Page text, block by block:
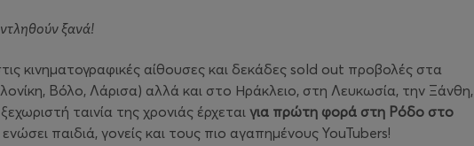
ξανά!
κινηματογραφικές αίθουσες και δεκάδες sold out προβολές στα
Βόλο, Λάρισα) αλλά και στο Ηράκλειο, στη Λευκωσία, την Ξάνθη,
ταινία της χρονιάς έρχεται για πρώτη φορά στη Ρόδο στο
παιδιά, γονείς και τους πιο αγαπημένους YouTubers!